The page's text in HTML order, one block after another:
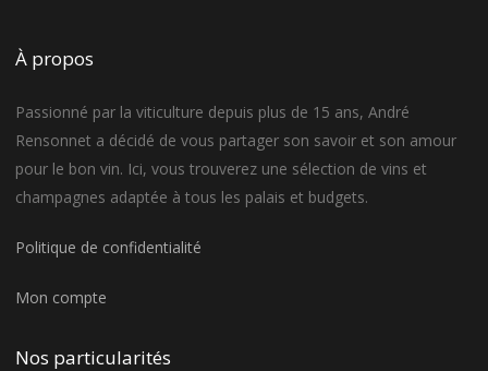
À propos
Passionné par la viticulture depuis plus de 15 ans, André
Rensonnet a décidé de vous partager son savoir et son amour
pour le bon vin. Ici, vous trouverez une sélection de vins et
champagnes adaptée à tous les palais et budgets.
Politique de confidentialité
Mon compte
Nos particularités